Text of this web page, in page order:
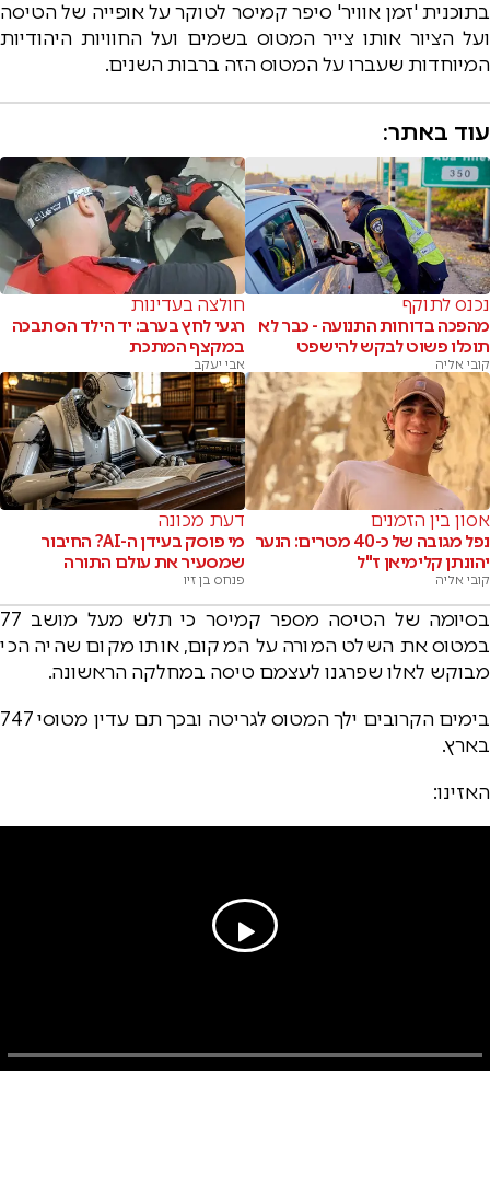
בתוכנית 'זמן אוויר' סיפר קמיסר לטוקר על אופייה של הטיסה
ועל הציור אותו צייר המטוס בשמים ועל החוויות היהודיות
המיוחדות שעברו על המטוס הזה ברבות השנים.
עוד באתר:
נכנס לתוקף
מהפכה בדוחות התנועה - כבר לא
תוכלו פשוט לבקש להישפט
קובי אליה
חולצה בעדינות
רגעי לחץ בערב: יד הילד הסתבכה
במקצף המתכת
אבי יעקב
אסון בין הזמנים
נפל מגובה של כ-40 מטרים: הנער
יהונתן קלימיאן ז"ל
קובי אליה
דעת מכונה
מי פוסק בעידן ה-AI? החיבור
שמסעיר את עולם התורה
פנחס בן זיו
בסיומה של הטיסה מספר קמיסר כי תלש מעל מושב 77
במטוס את השלט המורה על המקום, אותו מקום שהיה הכי
מבוקש לאלו שפרגנו לעצמם טיסה במחלקה הראשונה.
בימים הקרובים ילך המטוס לגריטה ובכך תם עדין מטוסי 747
בארץ.
האזינו: